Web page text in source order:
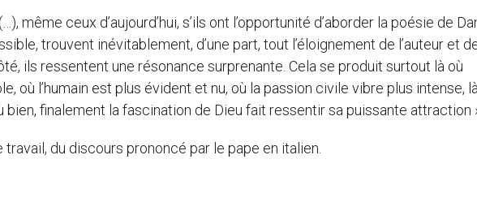
même ceux d’aujourd’hui, s’ils ont l’opportunité d’aborder la poésie de
trouvent inévitablement, d’une part, tout l’éloignement de l’auteur et
ils ressentent une résonance surprenante. Cela se produit surtout là où
où l’humain est plus évident et nu, où la passion civile vibre plus intense,
bien, finalement la fascination de Dieu fait ressentir sa puissante attraction
du discours prononcé par le pape en italien.